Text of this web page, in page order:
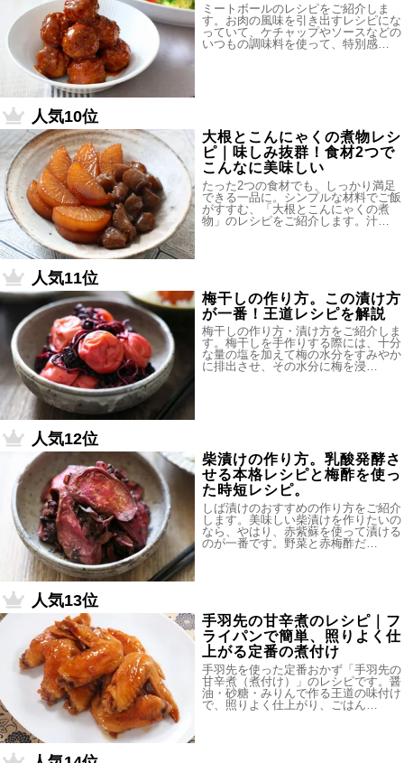
ミートボールのレシピをご紹介しま
す。お肉の風味を引き出すレシピにな
っていて、ケチャップやソースなどの
いつもの調味料を使って、特別感…
人気10位
大根とこんにゃくの煮物レシ
ピ｜味しみ抜群！食材2つで
こんなに美味しい
たった2つの食材でも、しっかり満足
できる一品に。シンプルな材料でご飯
がすすむ、「大根とこんにゃくの煮
物」のレシピをご紹介します。汁…
人気11位
梅干しの作り方。この漬け方
が一番！王道レシピを解説
梅干しの作り方・漬け方をご紹介しま
す。梅干しを手作りする際には、十分
な量の塩を加えて梅の水分をすみやか
に排出させ、その水分に梅を浸…
人気12位
柴漬けの作り方。乳酸発酵さ
せる本格レシピと梅酢を使っ
た時短レシピ。
しば漬けのおすすめの作り方をご紹介
します。美味しい柴漬けを作りたいの
なら、やはり、赤紫蘇を使って漬ける
のが一番です。野菜と赤梅酢だ…
人気13位
手羽先の甘辛煮のレシピ｜フ
ライパンで簡単、照りよく仕
上がる定番の煮付け
手羽先を使った定番おかず「手羽先の
甘辛煮（煮付け）」のレシピです。醤
油・砂糖・みりんで作る王道の味付け
で、照りよく仕上がり、ごはん…